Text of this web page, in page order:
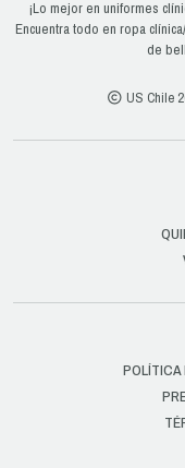
¡Lo mejor en uniformes
Encuentra todo en ropa
de
US Chile
POLÍTICA